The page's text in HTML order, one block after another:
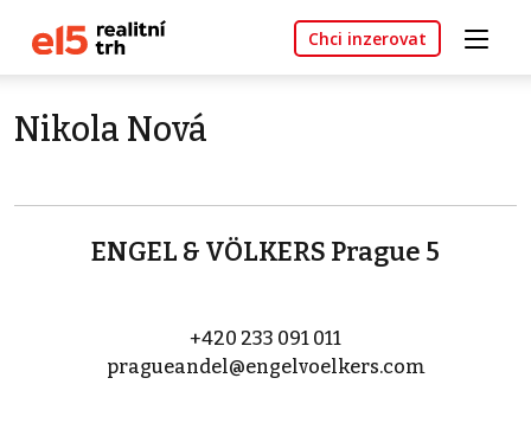
Chci inzerovat
Nikola Nová
ENGEL & VÖLKERS Prague 5
+420 233 091 011
pragueandel@engelvoelkers.com